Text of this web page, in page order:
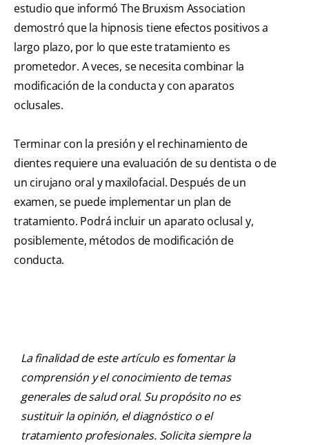
estudio que informó The Bruxism Association
demostró que la hipnosis tiene efectos positivos a
largo plazo, por lo que este tratamiento es
prometedor. A veces, se necesita combinar la
modificación de la conducta y con aparatos
oclusales.
Terminar con la presión y el rechinamiento de
dientes requiere una evaluación de su dentista o de
un cirujano oral y maxilofacial. Después de un
examen, se puede implementar un plan de
tratamiento. Podrá incluir un aparato oclusal y,
posiblemente, métodos de modificación de
conducta.
La finalidad de este artículo es fomentar la
comprensión y el conocimiento de temas
generales de salud oral. Su propósito no es
sustituir la opinión, el diagnóstico o el
tratamiento profesionales. Solicita siempre la